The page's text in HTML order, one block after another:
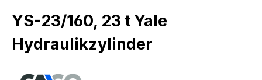
YS-23/160, 23 t Yale
Hydraulikzylinder